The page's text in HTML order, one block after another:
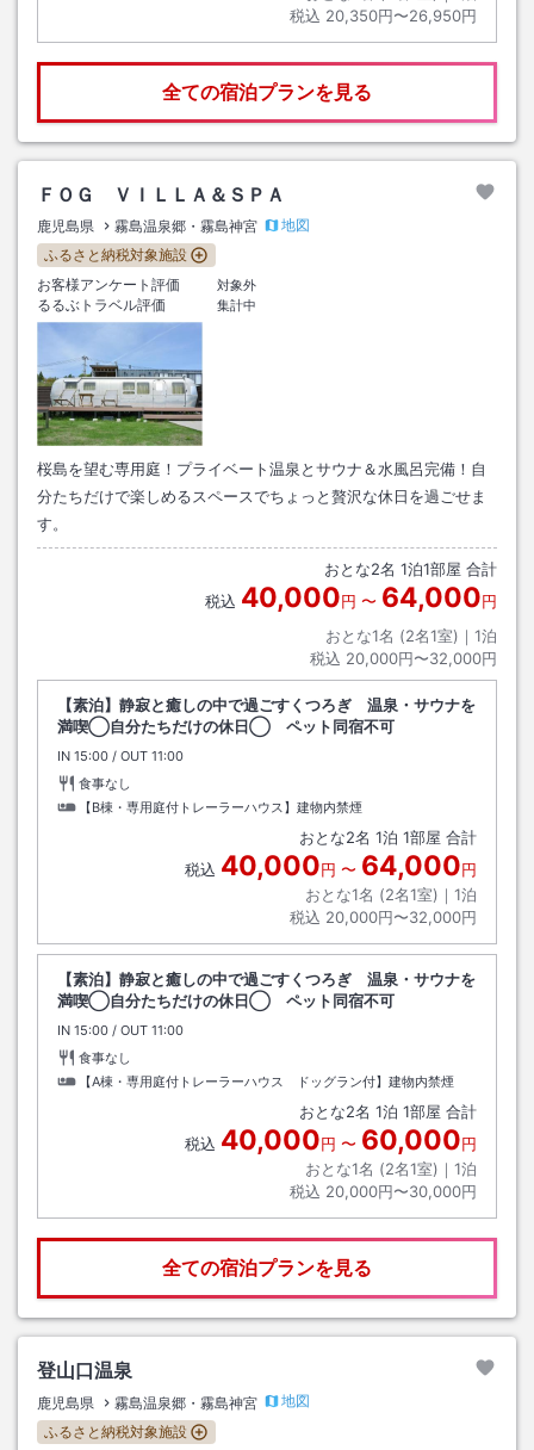
税込 20,350円〜26,950円
全ての宿泊プランを見る
ＦＯＧ ＶＩＬＬＡ＆ＳＰＡ
鹿児島県 霧島温泉郷・霧島神宮
地図
ふるさと納税対象施設
お客様アンケート評価
対象外
るるぶトラベル評価 集計中
桜島を望む専用庭！プライベート温泉とサウナ＆水風呂完備！自
分たちだけで楽しめるスペースでちょっと贅沢な休日を過ごせま
す。
おとな2名 1泊1部屋 合計
税込 40,000円 〜 64,000円
おとな1名 (2名1室)｜ 1泊
税込 20,000円〜32,000円
【素泊】静寂と癒しの中で過ごすくつろぎ 温泉・サウナを
満喫◯自分たちだけの休日◯ ペット同宿不可
IN チェックイン
15:00 / OUT チェックアウト
11:00
食事なし
【B棟・専用庭付トレーラーハウス】建物内禁煙
おとな2名 1泊 1部屋 合計
税込 40,000円 〜 64,000円
おとな1名 (2名1室)｜ 1泊
税込 20,000円〜32,000円
【素泊】静寂と癒しの中で過ごすくつろぎ 温泉・サウナを
満喫◯自分たちだけの休日◯ ペット同宿不可
IN チェックイン
15:00 / OUT チェックアウト
11:00
食事なし
【A棟・専用庭付トレーラーハウス ドッグラン付】建物内禁煙
おとな2名 1泊 1部屋 合計
税込 40,000円 〜 60,000円
おとな1名 (2名1室)｜ 1泊
税込 20,000円〜30,000円
全ての宿泊プランを見る
登山口温泉
鹿児島県 霧島温泉郷・霧島神宮
地図
ふるさと納税対象施設